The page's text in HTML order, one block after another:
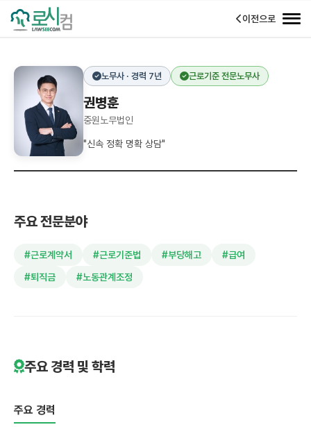
이전으로
노무사 · 경력 7년 근로기준 전문노무사
권병훈
중원노무법인
"신속 정확 명확 상담"
주요 전문분야
#근로계약서 #근로기준법 #부당해고
#급여
#퇴직금
#노동관계조정
주요 경력 및 학력
주요 경력